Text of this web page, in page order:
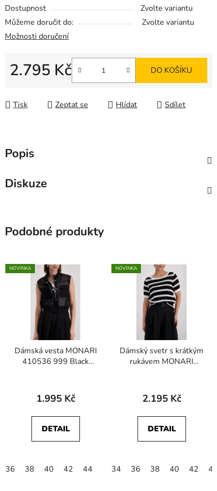
Dostupnost
Zvolte variantu
Můžeme doručit do:
Zvolte variantu
Možnosti doručení
2.795 Kč DO KOŠÍKU
Tisk Zeptat se Hlídat Sdílet
Popis
Diskuze
Podobné produkty
NOVINKA
Dámská vesta MONARI
410536 999 Black
1.995 Kč
DETAIL
36 38 40 42 44
NOVINKA
Dámský svetr s krátkým
rukávem MONARI
sweater
2.195 Kč
DETAIL
34 36 38 40 42